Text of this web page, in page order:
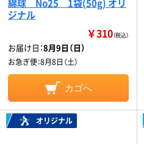
ジナル
￥310（税込）
お届け日：8月9日（日）
お急ぎ便：8月8日（土）
カゴへ
オリジナル